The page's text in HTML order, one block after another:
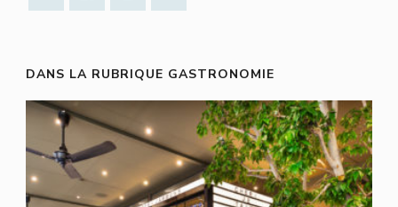
DANS LA RUBRIQUE GASTRONOMIE